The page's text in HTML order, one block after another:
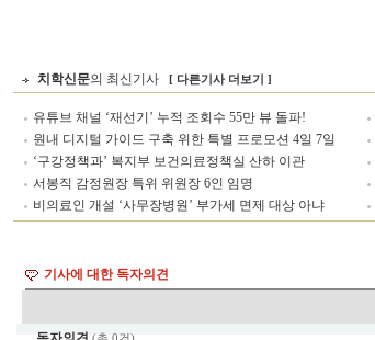
치학신문의 최신기사 [ 다른기사 더보기 ]
유튜브 채널 ‘재선기’ 누적 조회수 55만 뷰 돌파!
원내 디지털 가이드 구축 위한 특별 프로모션 4일 7일
‘구강정책과’ 복지부 보건의료정책실 산하 이관
서봉직 감정원장 특위 위원장 6인 임명
비의료인 개설 ‘사무장병원’ 부가세 면제 대상 아냐
기사에 대한 독자의견